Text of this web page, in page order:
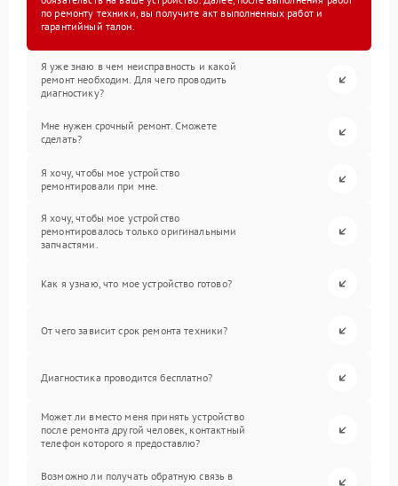
по ремонту техники, вы получите акт выполненных работ и
гарантийный талон.
Я уже знаю в чем неисправность и какой
ремонт необходим. Для чего проводить
диагностику?
Мне нужен срочный ремонт. Сможете
сделать?
Я хочу, чтобы мое устройство
ремонтировали при мне.
Я хочу, чтобы мое устройство
ремонтировалось только оригинальными
запчастями.
Как я узнаю, что мое устройство готово?
От чего зависит срок ремонта техники?
Диагностика проводится бесплатно?
Может ли вместо меня принять устройство
после ремонта другой человек, контактный
телефон которого я предоставлю?
Возможно ли получать обратную связь в